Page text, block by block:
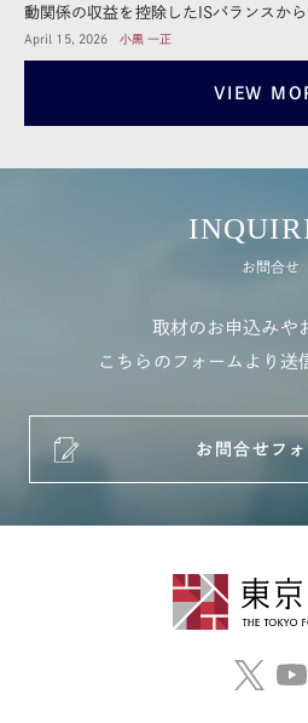
動関係の収益を控除したISバランスか
April 15, 2026 小黒 一正
VIEW
お問合せ
取材のお申込みや
こちらのフォームより送
お問合せフ